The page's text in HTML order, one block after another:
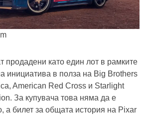
продадени като един лот в рамките
инициатива в полза на Big Brothers
American Red Cross и Starlight
За купувача това няма да е
а билет за общата история на Pixar